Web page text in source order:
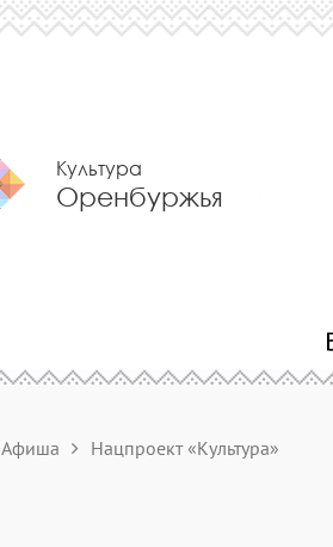
Культура
Оренбуржья
Афиша Нацпроект «Культура»